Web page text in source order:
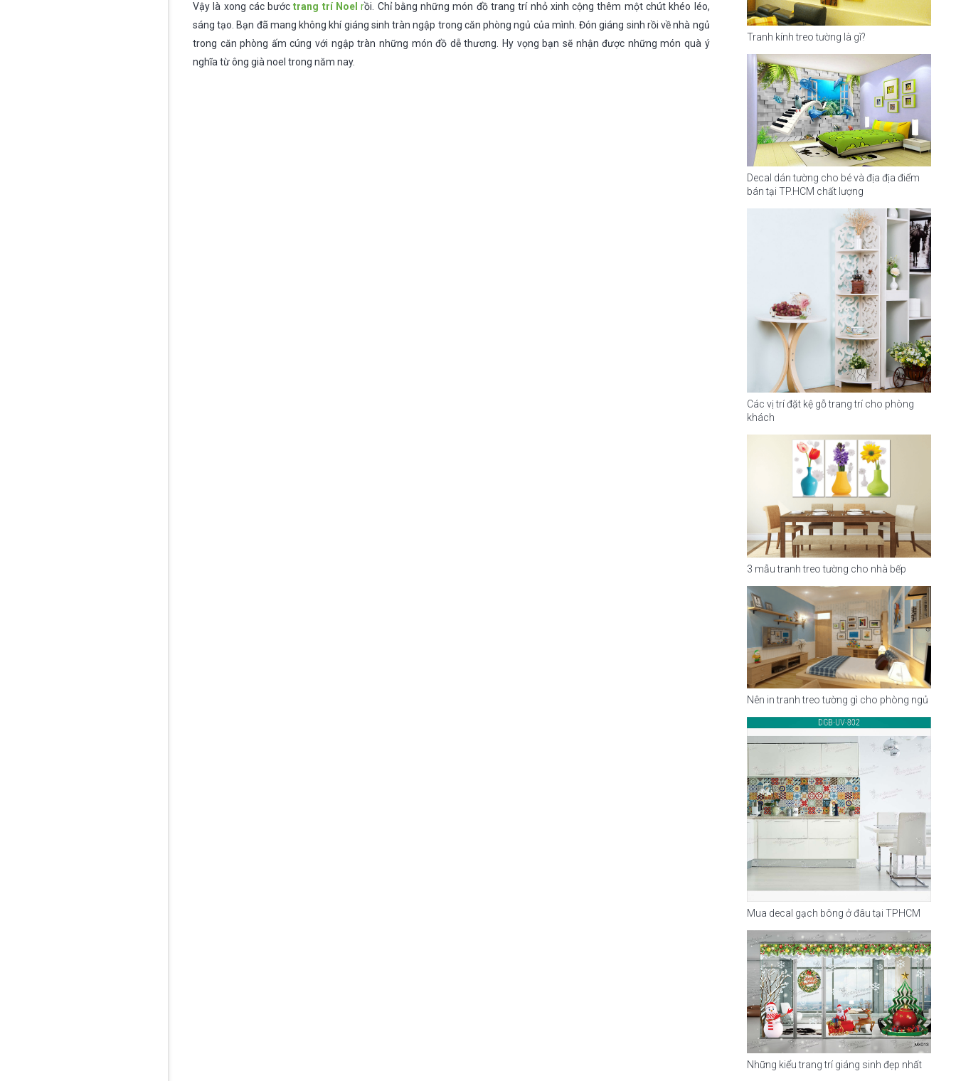
Vậy là xong các bướctrang trí Noel rồi. Chỉ bằng những món đồ trang trí nhỏ xinh cộng thêm một chút khéo léo,
sáng tạo. Bạn đã mang không khí giáng sinh tràn ngập trong căn phòng ngủ của mình. Đón giáng sinh rồi về nhà ngủ
trong căn phòng ấm cúng với ngập tràn những món đồ dễ thương. Hy vọng bạn sẽ nhận được những món quà ý
nghĩa từ ông già noel trong năm nay.
Tranh kính treo tường là gì?
Decal dán tường cho bé và địa địa điểm
bán tại TP.HCM chất lượng
Các vị trí đặt kệ gỗ trang trí cho phòng
khách
3 mẫu tranh treo tường cho nhà bếp
Nên in tranh treo tường gì cho phòng ngủ
Mua decal gạch bông ở đâu tại TPHCM
Những kiểu trang trí giáng sinh đẹp nhất